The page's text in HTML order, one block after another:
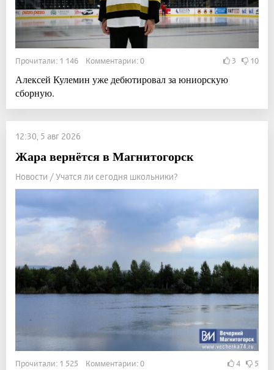
Прочитали: 1 146 Комментарии: 0 3 10
Алексей Кулемин уже дебютировал за юниорскую
сборную.
12:30, 5 авг 2026
Жара вернётся в Магнитогорск
Новости / Учатся ли сегодня школьники?
Прочитали: 1 525 Комментарии: 0 4 5